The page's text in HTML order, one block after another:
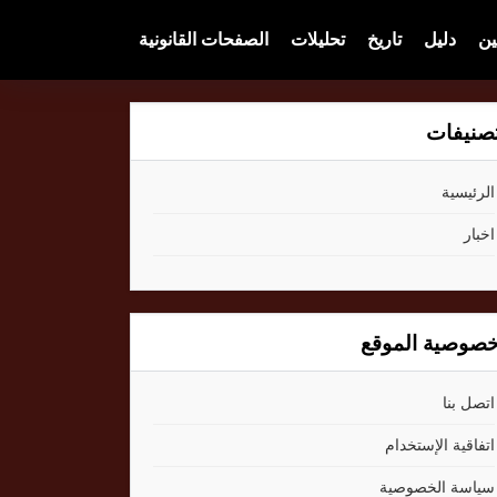
دليل تاريخ تحليلات الصفحات القانونية
الرئيسية
اخبار
الموقع
اتصل بنا
اتفاقية الإستخدام
سياسة الخصوصية